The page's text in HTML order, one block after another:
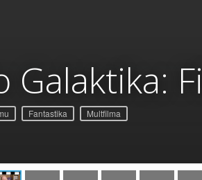
Galaktika:
Fantastika Multfilma